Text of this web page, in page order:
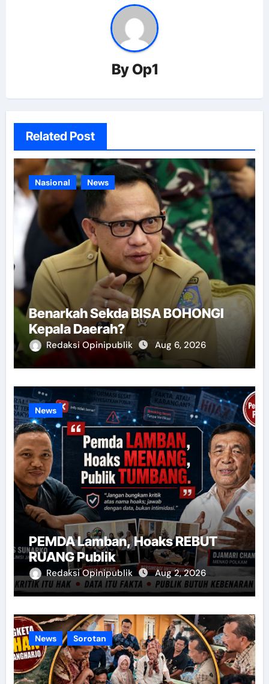
ByOp1
Related Post
Nasional News
Benarkah Sekda BISA BOHONGI
Kepala Daerah?
Redaksi Opinipublik Aug 6, 2026
News
PEMDA Lamban, Hoaks REBUT
RUANG Publik
Redaksi Opinipublik Aug 2, 2026
News Sorotan